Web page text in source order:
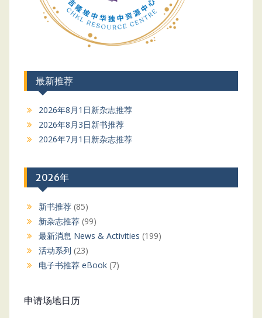
最新推荐
2026年8月1日新杂志推荐
2026年8月3日新书推荐
2026年7月1日新杂志推荐
2026年
新书推荐(85)
新杂志推荐(99)
最新消息 News & Activities (199)
活动系列 (23)
电子书推荐 eBook(7)
申请场地日历